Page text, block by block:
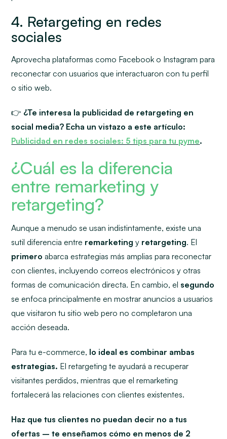
4. Retargeting en redes
sociales
Aprovecha plataformas como Facebook o Instagram para
reconectar con usuarios que interactuaron con tu perfil
o sitio web.
👉 ¿Te interesa la publicidad de retargeting en
social media? Echa un vistazo a este artículo:
Publicidad en redes sociales: 5 tips para tu pyme.
¿Cuál es la diferencia
entre remarketing y
retargeting?
Aunque a menudo se usan indistintamente, existe una
sutil diferencia entre remarketingy retargeting. El
primeroabarca estrategias más amplias para reconectar
con clientes, incluyendo correos electrónicos y otras
formas de comunicación directa. En cambio, el segundo
se enfoca principalmente en mostrar anuncios a usuarios
que visitaron tu sitio web pero no completaron una
acción deseada.
Para tu e-commerce, lo ideal es combinar ambas
estrategias. El retargeting te ayudará a recuperar
visitantes perdidos, mientras que el remarketing
fortalecerá las relaciones con clientes existentes.
Haz que tus clientes no puedan decir no a tus
ofertas – te enseñamos cómo en menos de 2